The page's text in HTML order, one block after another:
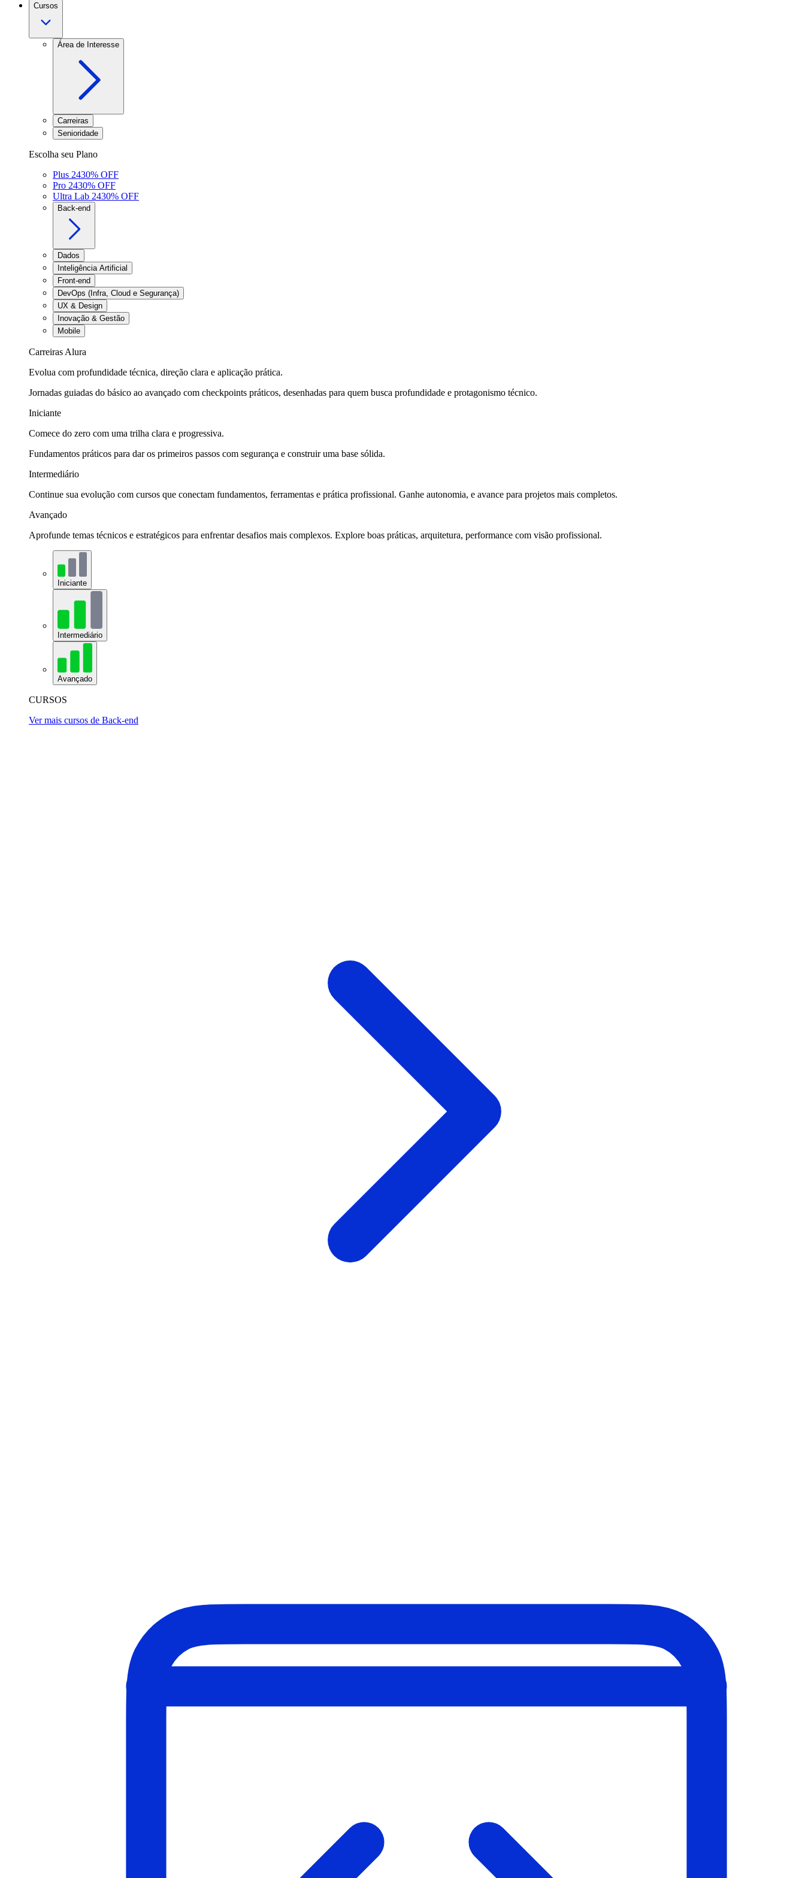
Cursos
Área de Interesse
Carreiras
Senioridade
Escolha seu Plano
Plus 2430% OFF
Pro 2430% OFF
Ultra Lab 2430% OFF
Back-end
Dados
Inteligência Artificial
Front-end
DevOps (Infra, Cloud e Segurança)
UX & Design
Inovação & Gestão
Mobile
Carreiras Alura
Evolua com profundidade técnica, direção clara e aplicação prática.
Jornadas guiadas do básico ao avançado com checkpoints práticos, desenhadas para quem busca profundidade e protagonismo técnico.
Iniciante
Comece do zero com uma trilha clara e progressiva.
Fundamentos práticos para dar os primeiros passos com segurança e construir uma base sólida.
Intermediário
Continue sua evolução com cursos que conectam fundamentos, ferramentas e prática profissional. Ganhe autonomia, e avance para projetos mais completos.
Avançado
Aprofunde temas técnicos e estratégicos para enfrentar desafios mais complexos. Explore boas práticas, arquitetura, performance com visão profissional.
Iniciante
Intermediário
Avançado
CURSOS
Ver mais cursos de Back-end